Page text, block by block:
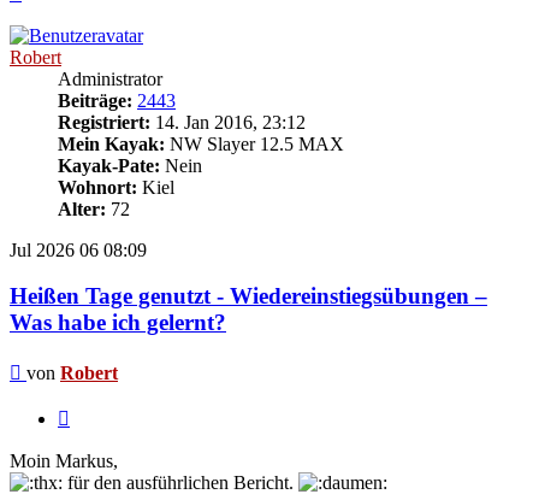
Robert
Administrator
Beiträge: 2443
Registriert: 14. Jan 2016, 23:12
Mein Kayak: NW Slayer 12.5 MAX
Kayak-Pate: Nein
Wohnort: Kiel
Alter: 72
Jul 2026 06 08:09
Heißen Tage genutzt - Wiedereinstiegsübungen –
Was habe ich gelernt?
Beitrag
von Robert
Moin Markus,
für den ausführlichen Bericht.